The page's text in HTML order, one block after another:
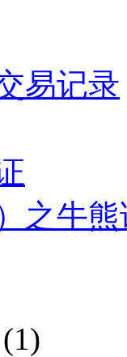
易记录
之牛
(1)